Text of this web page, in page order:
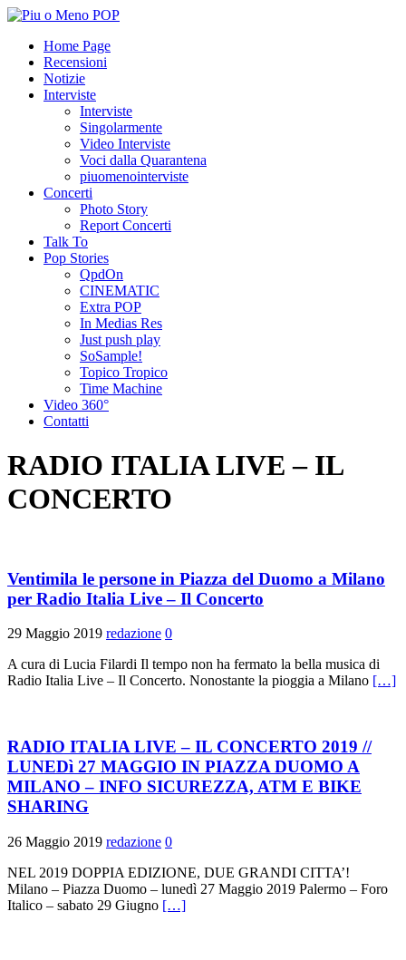
Home Page
Recensioni
Notizie
Interviste
Interviste
Singolarmente
Video Interviste
Voci dalla Quarantena
piuomenointerviste
Concerti
Photo Story
Report Concerti
Talk To
Pop Stories
QpdOn
CINEMATIC
Extra POP
In Medias Res
Just push play
SoSample!
Topico Tropico
Time Machine
Video 360°
Contatti
RADIO ITALIA LIVE – IL
CONCERTO
Ventimila le persone in Piazza del Duomo a Milano
per Radio Italia Live – Il Concerto
29 Maggio 2019 redazione 0
A cura di Lucia Filardi Il tempo non ha fermato la bella musica di
Radio Italia Live – Il Concerto. Nonostante la pioggia a Milano […]
RADIO ITALIA LIVE – IL CONCERTO 2019 //
LUNEDì 27 MAGGIO IN PIAZZA DUOMO A
MILANO – INFO SICUREZZA, ATM E BIKE
SHARING
26 Maggio 2019 redazione 0
NEL 2019 DOPPIA EDIZIONE, DUE GRANDI CITTA’!
Milano – Piazza Duomo – lunedì 27 Maggio 2019 Palermo – Foro
Italico – sabato 29 Giugno […]